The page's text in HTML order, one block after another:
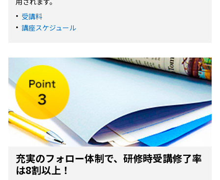
受講料
講座スケジュール
充実のフォロー体制で、研修時受講修了率
は8割以上！